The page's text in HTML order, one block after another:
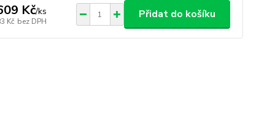
Kč/ks
Kč bez DPH
Přidat do košíku